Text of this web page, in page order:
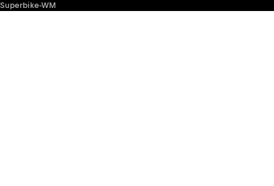
Superbike-WM